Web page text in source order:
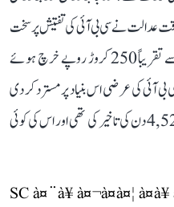
وقت عدالت نے سی بی آئی کی تفتیش پر سخت
تنقید بھی کی تھی، جس پر سرکاری خزانے سے تقریباً 250 کروڑ روپے خرچ ہوئے
کورٹ نے نومبر 2018 میں سی بی آئی کی عرضی اس بنیاد پر مسترد کر دی
تھی کہ ایجنسی نے عرضی دائر کرنے میں 4,522 دن کی تاخیر کی تھی اور اس کی کوئی
SC à¤¨à¥ à¤¬à¤à¤¦